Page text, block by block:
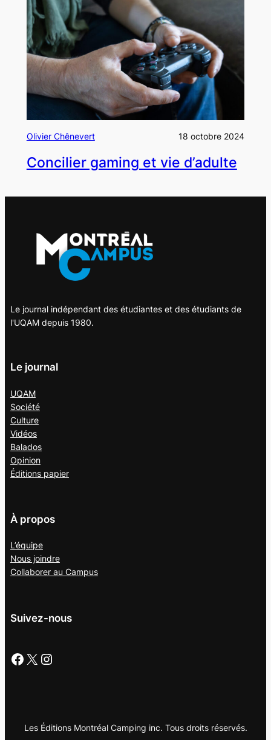
Olivier Chênevert 18 octobre 2024
Concilier gaming et vie d’adulte
Le journal indépendant des étudiantes et des étudiants de
l'UQAM depuis 1980.
Le journal
UQAM
Société
Culture
Vidéos
Balados
Opinion
Éditions papier
À propos
L’équipe
Nous joindre
Collaborer au Campus
Suivez-nous
Facebook X Instagram
Les Éditions Montréal Camping inc. Tous droits réservés.